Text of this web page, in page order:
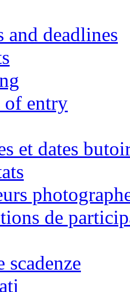
and deadlines
of entry
et dates
de
scadenze